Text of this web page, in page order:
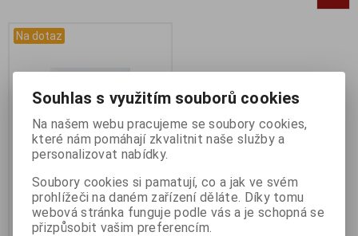
Na dotaz
Dotaz na zboží
Katalogové číslo: DOTAZ
Záruka (měsíců):24
Souhlas s využitím souborů cookies
Na našem webu pracujeme se soubory cookies,
které nám pomáhají zkvalitnit naše služby a
personalizovat nabídky.
Soubory cookies si pamatují, co a jak ve svém
prohlížeči na daném zařízení děláte. Díky tomu
webová stránka funguje podle vás a je schopná se
přizpůsobit vašim preferencím.